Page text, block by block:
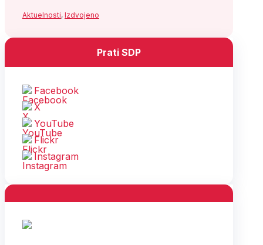
Aktuelnosti, Izdvojeno
Prati SDP
Facebook
X
YouTube
Flickr
Instagram